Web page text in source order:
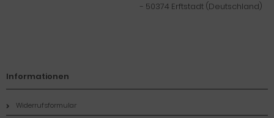
- 50374 Erftstadt (Deutschland)
Informationen
Widerrufsformular